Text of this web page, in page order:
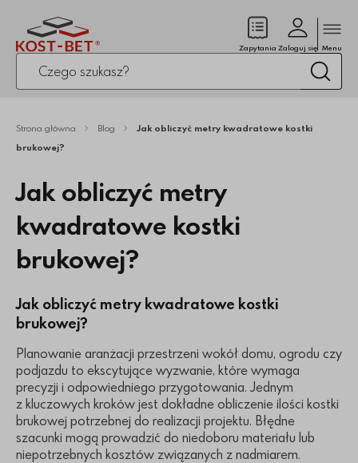
Po kliknięciu przycisku fraza zostanie wyszukana
Zapytania
(pusty)Zaloguj się Menu
Strona główna Blog
Jak obliczyć metry kwadratowe kostki
brukowej?
Jak obliczyć metry
kwadratowe kostki
brukowej?
Jak obliczyć metry kwadratowe kostki
brukowej?
Planowanie aranżacji przestrzeni wokół domu, ogrodu czy
podjazdu to ekscytujące wyzwanie, które wymaga
precyzji i odpowiedniego przygotowania. Jednym
z kluczowych kroków jest dokładne obliczenie ilości kostki
brukowej potrzebnej do realizacji projektu. Błędne
szacunki mogą prowadzić do niedoboru materiału lub
niepotrzebnych kosztów związanych z nadmiarem.